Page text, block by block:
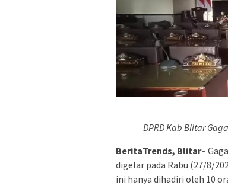
DPRD Kab Blitar
BeritaTrends, Blitar–
digelar pada Rabu (27/8/
ini hanya dihadiri oleh 10